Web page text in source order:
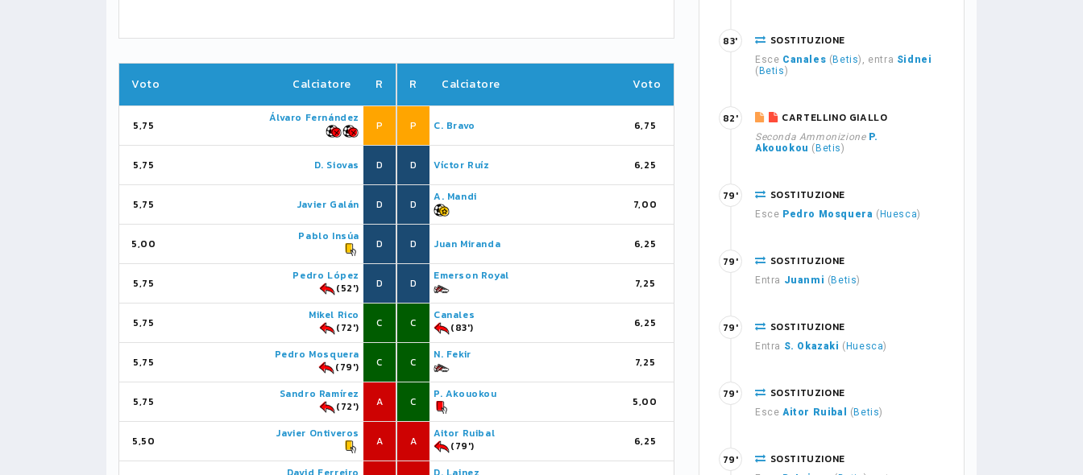
Voto Calciatore R
5,75
Álvaro Fernández
P
5,75 D. Siovas D
5,75 Javier Galán D
5,00
Pablo Insúa
D
5,75
Pedro López
(52')
D
5,75
Mikel Rico
(72')
C
5,75
Pedro Mosquera
(79')
C
5,75
Sandro Ramírez
(72')
A
5,50
Javier Ontiveros
A
R Calciatore Voto
P C. Bravo 6,75
D Víctor Ruíz 6,25
D
A. Mandi
7,00
D Juan Miranda 6,25
D
Emerson Royal
7,25
C
Canales
(83')
6,25
C
N. Fekir
7,25
C
P. Akouokou
5,00
A
Aitor Ruibal
(79')
6,25
SOSTITUZIONE
Esce Canales ( Betis), entra Sidnei
( Betis)
83'
CARTELLINO GIALLO
Seconda Ammonizione P.
Akouokou ( Betis)
82'
SOSTITUZIONE
Esce Pedro Mosquera ( Huesca)
79'
SOSTITUZIONE
Entra Juanmi ( Betis)
79'
SOSTITUZIONE
Entra S. Okazaki ( Huesca)
79'
SOSTITUZIONE
Esce Aitor Ruibal ( Betis)
79'
SOSTITUZIONE
79'